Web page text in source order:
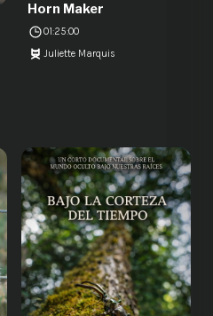
Horn Maker
01:25:00
Juliette Marquis